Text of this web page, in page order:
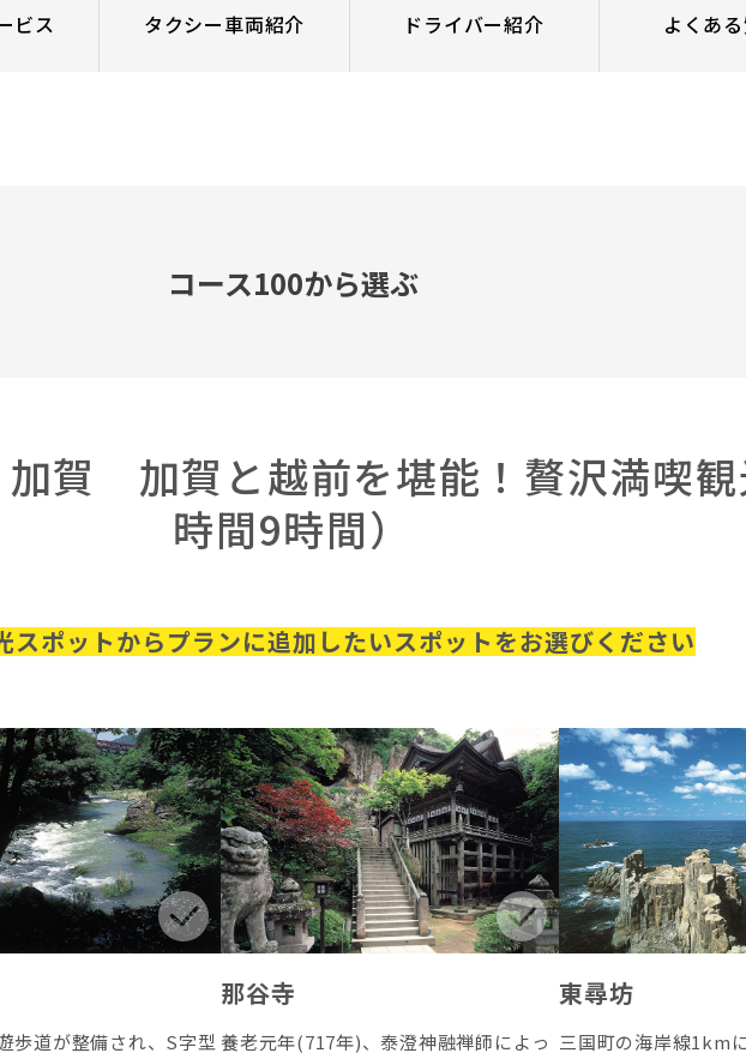
ビス タクシー車両紹介 ドライバー紹介 よくあ
コース100から選ぶ
加賀 加賀と越前を堪能！贅沢満喫
時間9時間）
スポットからプランに追加したいスポットをお選びください
歩道が整備され、S字型
那谷寺
養老元年(717年)、泰澄神融禅師によっ
東尋坊
三国町の海岸線1km